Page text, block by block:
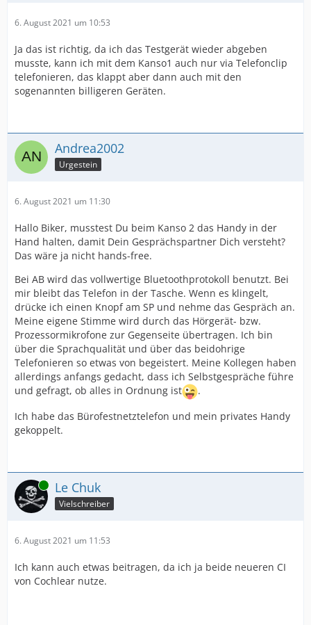
6. August 2021 um 10:53
Ja das ist richtig, da ich das Testgerät wieder abgeben
musste, kann ich mit dem Kanso1 auch nur via Telefonclip
telefonieren, das klappt aber dann auch mit den
sogenannten billigeren Geräten.
Andrea2002
Urgestein
6. August 2021 um 11:30
Hallo Biker, musstest Du beim Kanso 2 das Handy in der
Hand halten, damit Dein Gesprächspartner Dich versteht?
Das wäre ja nicht hands-free.
Bei AB wird das vollwertige Bluetoothprotokoll benutzt. Bei
mir bleibt das Telefon in der Tasche. Wenn es klingelt,
drücke ich einen Knopf am SP und nehme das Gespräch an.
Meine eigene Stimme wird durch das Hörgerät- bzw.
Prozessormikrofone zur Gegenseite übertragen. Ich bin
über die Sprachqualität und über das beidohrige
Telefonieren so etwas von begeistert. Meine Kollegen haben
allerdings anfangs gedacht, dass ich Selbstgespräche führe
und gefragt, ob alles in Ordnung ist
.
Ich habe das Bürofestnetztelefon und mein privates Handy
gekoppelt.
Online Le Chuk
Vielschreiber
6. August 2021 um 11:53
Ich kann auch etwas beitragen, da ich ja beide neueren CI
von Cochlear nutze.